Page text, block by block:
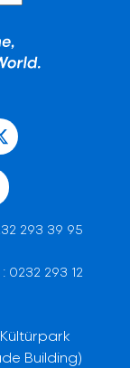
293 39 95
0232 293 12
Building)